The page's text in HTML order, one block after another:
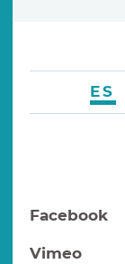
Facebook
Vimeo
ES